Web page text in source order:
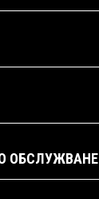
ОБСЛУЖВАНЕ